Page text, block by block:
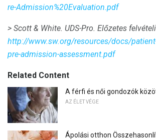
re-Admission%20Evaluation.pdf
> Scott & White. UDS-Pro. Előzetes
http://www.sw.org/resources/docs/
pre-admission-assessment.pdf
Related Content
A férfi és női gondozók
AZ ÉLET VÉGE
Ápolási otthon